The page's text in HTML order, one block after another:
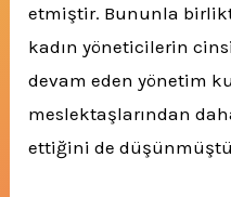
etmiştir. Bununla
kadın yöneticilerin
devam eden yönetim
meslektaşlarından
ettiğini de